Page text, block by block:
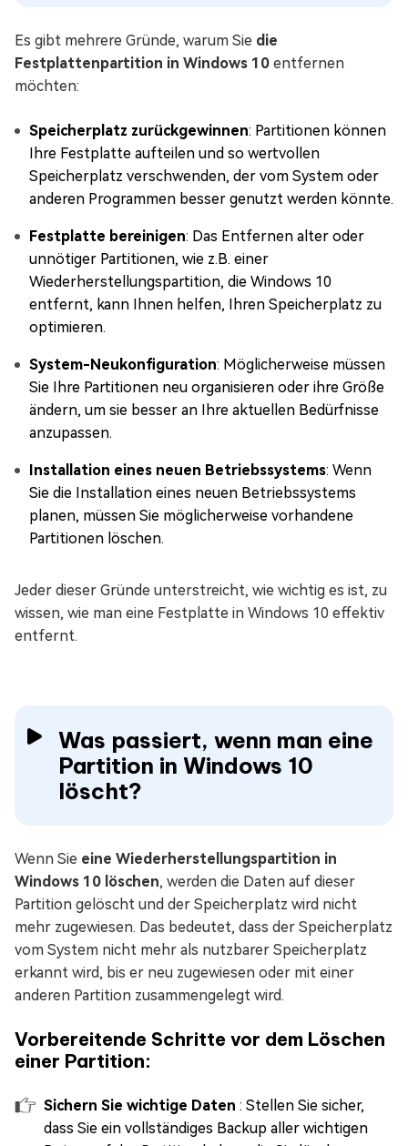
Es gibt mehrere Gründe, warum Sie die
Festplattenpartition in Windows 10 entfernen
möchten:
Speicherplatz zurückgewinnen: Partitionen können
Ihre Festplatte aufteilen und so wertvollen
Speicherplatz verschwenden, der vom System oder
anderen Programmen besser genutzt werden könnte.
Festplatte bereinigen: Das Entfernen alter oder
unnötiger Partitionen, wie z.B. einer
Wiederherstellungspartition, die Windows 10
entfernt, kann Ihnen helfen, Ihren Speicherplatz zu
optimieren.
System-Neukonfiguration: Möglicherweise müssen
Sie Ihre Partitionen neu organisieren oder ihre Größe
ändern, um sie besser an Ihre aktuellen Bedürfnisse
anzupassen.
Installation eines neuen Betriebssystems: Wenn
Sie die Installation eines neuen Betriebssystems
planen, müssen Sie möglicherweise vorhandene
Partitionen löschen.
Jeder dieser Gründe unterstreicht, wie wichtig es ist, zu
wissen, wie man eine Festplatte in Windows 10 effektiv
entfernt.
Was passiert, wenn man eine
Partition in Windows 10
löscht?
Wenn Sie eine Wiederherstellungspartition in
Windows 10 löschen, werden die Daten auf dieser
Partition gelöscht und der Speicherplatz wird nicht
mehr zugewiesen. Das bedeutet, dass der Speicherplatz
vom System nicht mehr als nutzbarer Speicherplatz
erkannt wird, bis er neu zugewiesen oder mit einer
anderen Partition zusammengelegt wird.
Vorbereitende Schritte vor dem Löschen
einer Partition:
Sichern Sie wichtige Daten : Stellen Sie sicher,
dass Sie ein vollständiges Backup aller wichtigen